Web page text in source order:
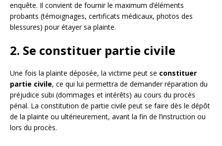
enquête. Il convient de fournir le maximum d’éléments
probants (témoignages, certificats médicaux, photos des
blessures) pour étayer sa plainte.
2. Se constituer partie civile
Une fois la plainte déposée, la victime peut se constituer
partie civile, ce qui lui permettra de demander réparation du
préjudice subi (dommages et intérêts) au cours du procès
pénal. La constitution de partie civile peut se faire dès le dépôt
de la plainte ou ultérieurement, avant la fin de l’instruction ou
lors du procès.